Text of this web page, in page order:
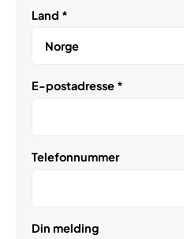
Land *
E-postadresse *
Telefonnummer
Din melding